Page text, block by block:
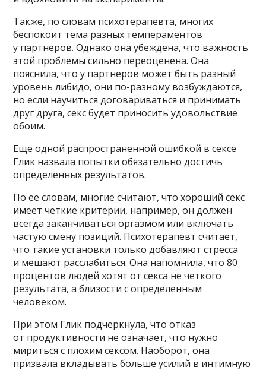
Также, по словам психотерапевта, многих
беспокоит тема разных темпераментов
у партнеров. Однако она убеждена, что важность
этой проблемы сильно переоценена. Она
пояснила, что у партнеров может быть разный
уровень либидо, они по-разному возбуждаются,
но если научиться договариваться и принимать
друг друга, секс будет приносить удовольствие
обоим.
Еще одной распространенной ошибкой в сексе
Глик назвала попытки обязательно достичь
определенных результатов.
По ее словам, многие считают, что хороший секс
имеет четкие критерии, например, он должен
всегда заканчиваться оргазмом или включать
частую смену позиций. Психотерапевт считает,
что такие установки только добавляют стресса
и мешают расслабиться. Она напомнила, что 80
процентов людей хотят от секса не четкого
результата, а близости с определенным
человеком.
При этом Глик подчеркнула, что отказ
от продуктивности не означает, что нужно
мириться с плохим сексом. Наоборот, она
призвала вкладывать больше усилий в интимную